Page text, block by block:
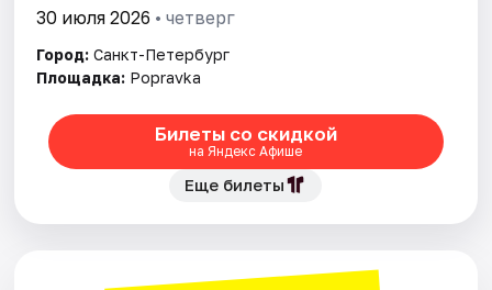
Рейтинги
30 июля 2026 • четверг
Город: Санкт-Петербург
Площадка: Popravka
Билеты со скидкой
на Яндекс Афише
Еще билеты